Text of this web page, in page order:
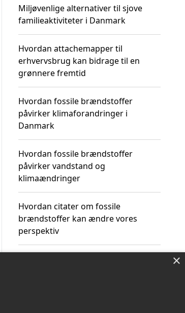
Miljøvenlige alternativer til sjove
familieaktiviteter i Danmark
Hvordan attachemapper til
erhvervsbrug kan bidrage til en
grønnere fremtid
Hvordan fossile brændstoffer
påvirker klimaforandringer i
Danmark
Hvordan fossile brændstoffer
påvirker vandstand og
klimaændringer
Hvordan citater om fossile
brændstoffer kan ændre vores
perspektiv
×